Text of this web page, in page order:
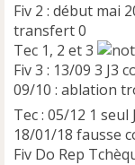
Fiv 2 : début mai
transfert 0
Tec 1, 2 et 3
Fiv 3 : 13/09 3 J3
09/10 : ablation
Tec : 05/12 1 seul
18/01/18 fausse
Fiv Do Rep